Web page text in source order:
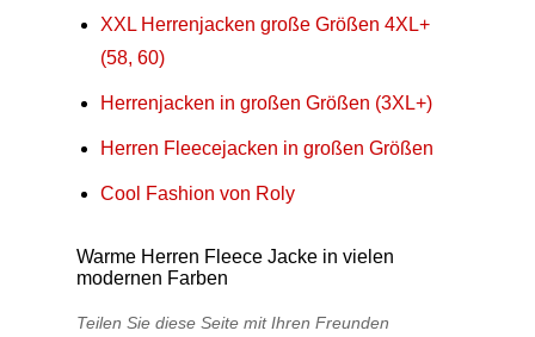
XXL Herrenjacken große Größen 4XL+
(58, 60)
Herrenjacken in großen Größen (3XL+)
Herren Fleecejacken in großen Größen
Cool Fashion von Roly
Warme Herren Fleece Jacke in vielen
modernen Farben
Teilen Sie diese Seite mit Ihren Freunden